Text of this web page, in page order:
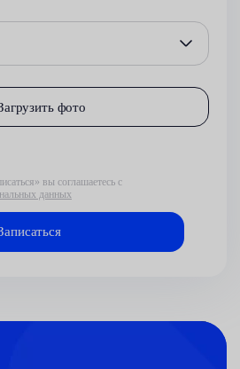
фото
вы соглашаетесь с
данных